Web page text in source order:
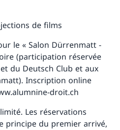
de films
le « Salon Dürrenmatt -
(participation réservée
du Deutsch Club et aux
Inscription online
droit.ch
Les réservations
principe du premier arrivé,